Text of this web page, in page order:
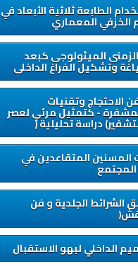
الطابعة ثلاثية الأبعاد في
الخزفي المعماري
الميثولوجى كبعد
وتشكيل الفراغ الداخلى
الاحتجاج وتقنيات
- كتمثيل مرئي لعصر
دراسة تحليلية (
المسنين المتقاعدين في
الشرائط الجلدية و فن
الداخلي لبهو الاستقبال